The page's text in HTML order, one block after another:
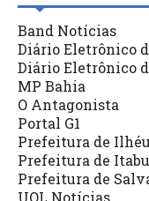
Band Notícias
Diário Eletrônico
Diário Eletrônico
MP Bahia
O Antagonista
Portal G1
Prefeitura de
Prefeitura de
Prefeitura de
UOL Notícias